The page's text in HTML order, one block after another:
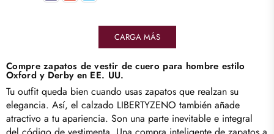
CARGA MÁS
Compre zapatos de vestir de cuero para hombre estilo
Oxford y Derby en EE. UU.
Tu outfit queda bien cuando usas zapatos que realzan su
elegancia. Así, el calzado LIBERTYZENO también añade
atractivo a tu apariencia. Son una parte inevitable e integral